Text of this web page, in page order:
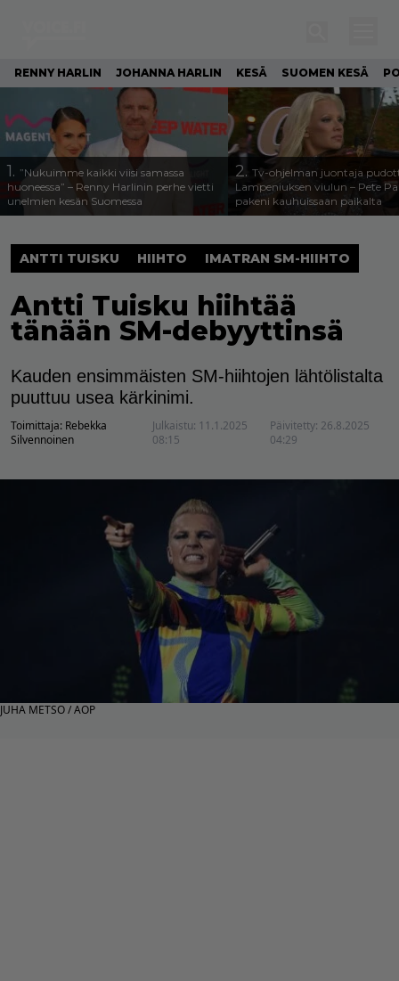
RENNY HARLIN JOHANNA HARLIN KESÄ SUOMEN KESÄ
1. ”Nukuimme kaikki viisi samassa
huoneessa” – Renny Harlinin perhe vietti
unelmien kesän Suomessa
2. Tv-ohjelman juontaja
Lampeniuksen viulun – Pete
pakeni kauhuissaan paikalta
ANTTI TUISKU HIIHTO IMATRAN SM-HIIHTO
Antti Tuisku hiihtää
tänään SM-debyyttinsä
Kauden ensimmäisten SM-hiihtojen lähtölistalta
puuttuu usea kärkinimi.
Toimittaja: Rebekka
Silvennoinen
Julkaistu: 11.1.2025
08:15
Päivitetty: 26.8.2025
04:29
JUHA METSO / AOP